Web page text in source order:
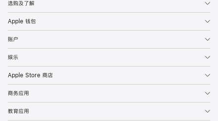
选购及了解
Apple 钱包
账户
娱乐
Apple Store 商店
商务应用
教育应用